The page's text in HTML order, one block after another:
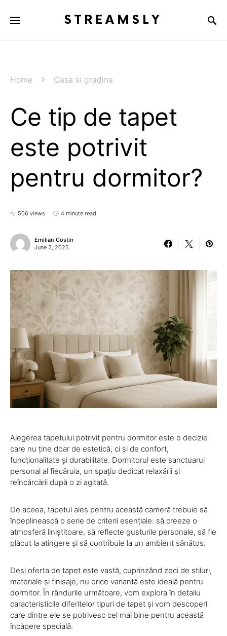
STREAMSLY
Home Casa si gradina
Ce tip de tapet
este potrivit
pentru dormitor?
506 views 4 minute read
Emilian Costin
June 2, 2025
Alegerea tapetului potrivit pentru dormitor este o decizie
care nu ține doar de estetică, ci și de confort,
funcționalitate și durabilitate. Dormitorul este sanctuarul
personal al fiecăruia, un spațiu dedicat relaxării și
reîncărcării după o zi agitată.
De aceea, tapetul ales pentru această cameră trebuie să
îndeplinească o serie de criterii esențiale: să creeze o
atmosferă liniștitoare, să reflecte gusturile personale, să fie
plăcut la atingere și să contribuie la un ambient sănătos.
Deși oferta de tapet este vastă, cuprinzând zeci de stiluri,
materiale și finisaje, nu orice variantă este ideală pentru
dormitor. În rândurile următoare, vom explora în detaliu
caracteristicile diferitelor tipuri de tapet și vom descoperi
care dintre ele se potrivesc cel mai bine pentru această
încăpere specială.